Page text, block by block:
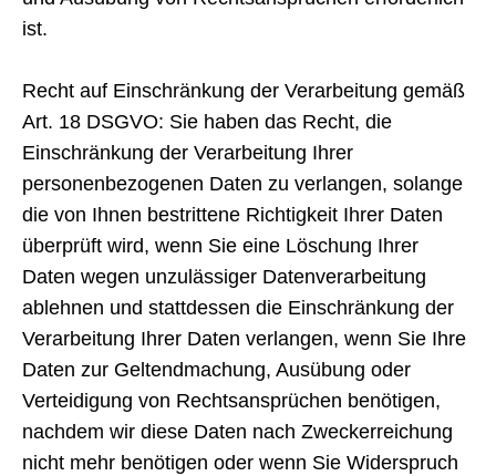
ist.
Recht auf Einschränkung der Verarbeitung gemäß
Art. 18 DSGVO: Sie haben das Recht, die
Einschränkung der Verarbeitung Ihrer
personenbezogenen Daten zu verlangen, solange
die von Ihnen bestrittene Richtigkeit Ihrer Daten
überprüft wird, wenn Sie eine Löschung Ihrer
Daten wegen unzulässiger Datenverarbeitung
ablehnen und stattdessen die Einschränkung der
Verarbeitung Ihrer Daten verlangen, wenn Sie Ihre
Daten zur Geltendmachung, Ausübung oder
Verteidigung von Rechtsansprüchen benötigen,
nachdem wir diese Daten nach Zweckerreichung
nicht mehr benötigen oder wenn Sie Widerspruch